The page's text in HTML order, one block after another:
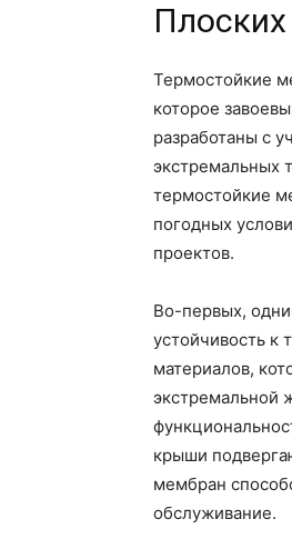
Термостойкие
которое
разработаны с
экстремальных
термостойкие
погодных
проектов.
Во-первых,
устойчивость к
материалов,
экстремальной
крыши
мембран
обслуживание.